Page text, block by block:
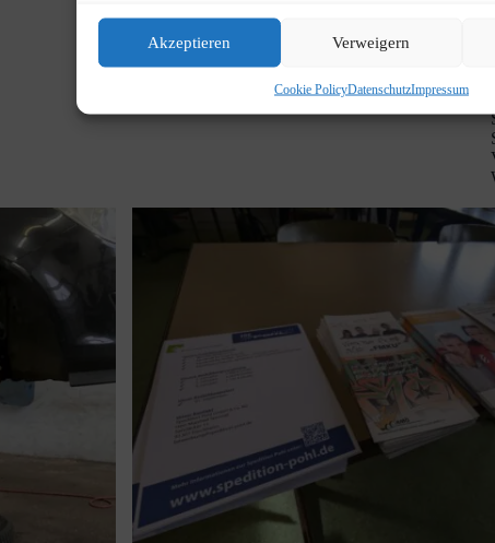
Akzeptieren Verweigern
Cookie PolicyDatenschutzImpressum